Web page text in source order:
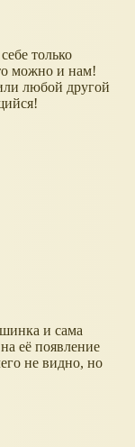
только
можно и нам!
любой другой
и сама
её появление
не видно, но